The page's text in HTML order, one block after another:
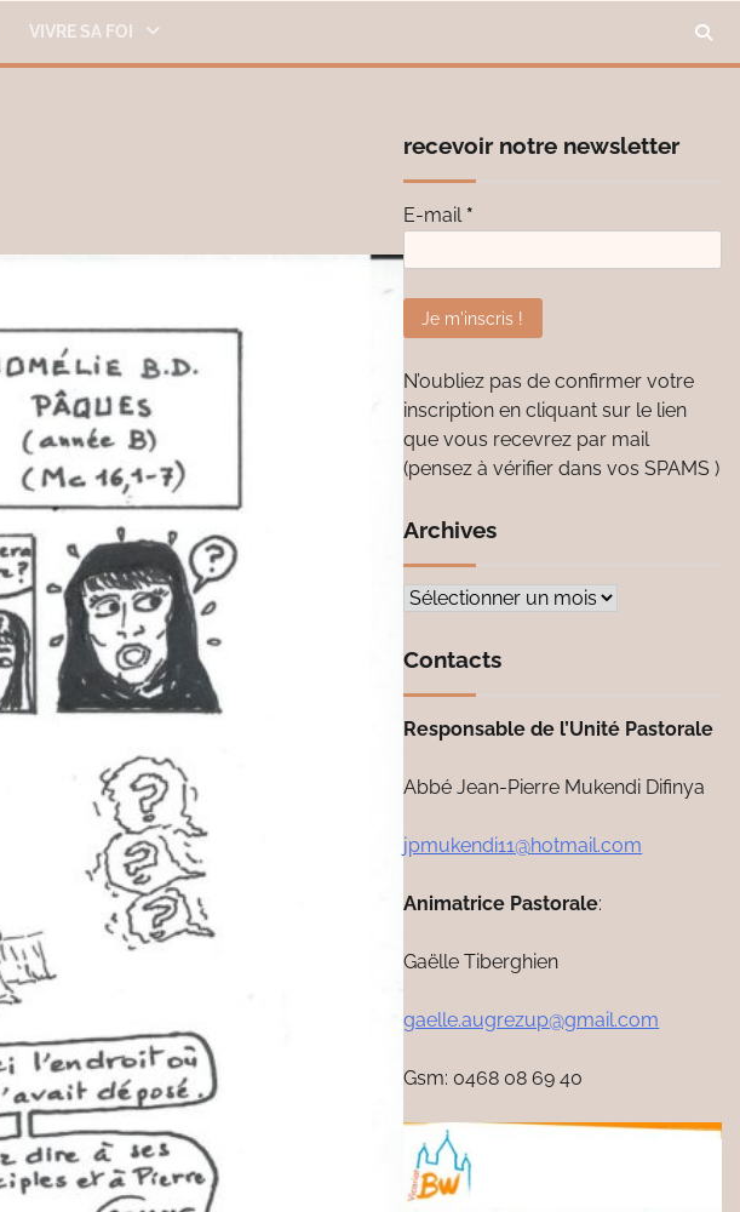
VIVRE SA FOI
recevoir notre newsletter
E-mail *
N’oubliez pas de confirmer votre
inscription en cliquant sur le lien
que vous recevrez par mail
(pensez à vérifier dans vos SPAMS )
Archives
Archives
Contacts
Responsable de l’Unité Pastorale
Abbé Jean-Pierre Mukendi Difinya
jpmukendi11@hotmail.com
Animatrice Pastorale:
Gaëlle Tiberghien
gaelle.augrezup@gmail.com
Gsm: 0468 08 69 40